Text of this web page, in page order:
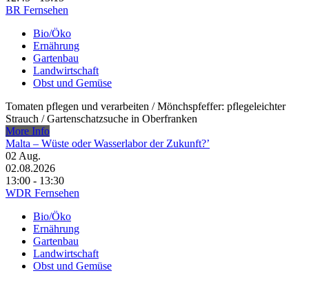
BR Fernsehen
Bio/Öko
Ernährung
Gartenbau
Landwirtschaft
Obst und Gemüse
Tomaten pflegen und verarbeiten /​ Mönchspfeffer: pflegeleichter
Strauch /​ Gartenschatzsuche in Oberfranken
More Info
Malta – Wüste oder Wasserlabor der Zukunft?’
02 Aug.
02.08.2026
13:00 - 13:30
WDR Fernsehen
Bio/Öko
Ernährung
Gartenbau
Landwirtschaft
Obst und Gemüse